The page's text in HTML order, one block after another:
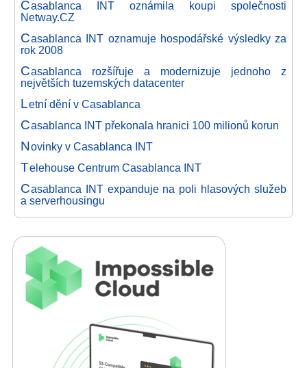
Casablanca INT oznámila koupi společnosti
Netway.CZ
Casablanca INT oznamuje hospodářské výsledky za
rok 2008
Casablanca rozšířuje a modernizuje jednoho z
největších tuzemských datacenter
Letní dění v Casablanca
Casablanca INT překonala hranici 100 milionů korun
Novinky v Casablanca INT
Telehouse Centrum Casablanca INT
Casablanca INT expanduje na poli hlasových služeb
a serverhousingu